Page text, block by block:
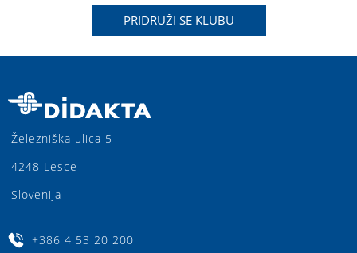
PRIDRUŽI SE KLUBU
Železniška ulica 5
4248 Lesce
Slovenija
+386 4 53 20 200